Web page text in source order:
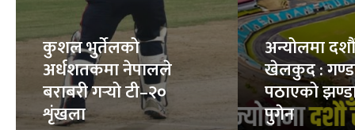
कुशल भुर्तेलको
अर्धशतकमा नेपालले
बराबरी गर्‍यो टी–२०
शृंखला
अन्योलमा दशौँ
खेलकुद :
पठाएको
पुगेन